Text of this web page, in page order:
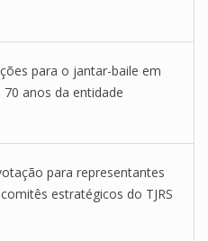
para o jantar-baile em
anos da entidade
para representantes
estratégicos do TJRS